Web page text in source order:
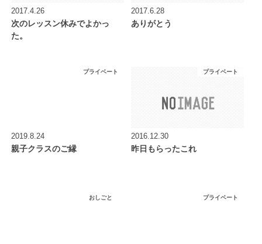
2017.4.26
次のレッスン休みでよかっ
た。
2017.6.28
ありがとう
プライベート
2019.8.24
親子クラスのご縁
プライベート
2016.12.30
昨日もらったこれ
おしごと プライベート